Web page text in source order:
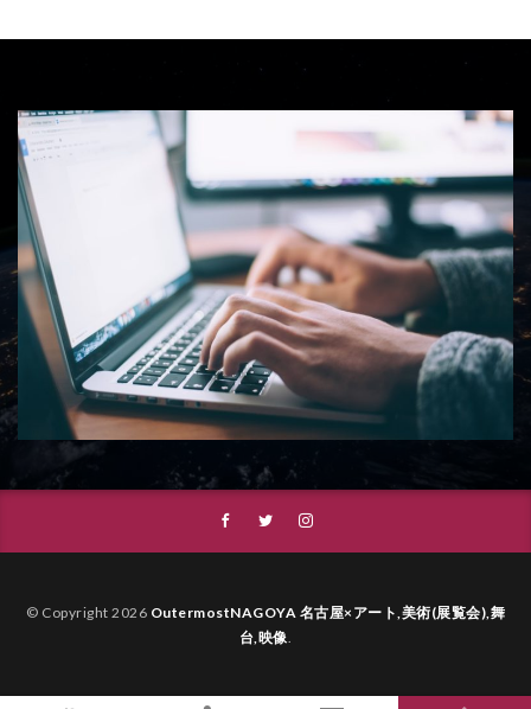
© Copyright 2026 OutermostNAGOYA 名古屋×アート,美術(展覧会),舞
台,映像.